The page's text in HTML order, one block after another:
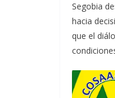
Segobia
hacia
que el